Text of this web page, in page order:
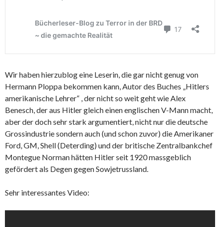
Wir haben hierzublog eine Leserin, die gar nicht genug von
Hermann Ploppa bekommen kann, Autor des Buches „Hitlers
amerikanische Lehrer“ , der nicht so weit geht wie Alex
Benesch, der aus Hitler gleich einen englischen V-Mann macht,
aber der doch sehr stark argumentiert, nicht nur die deutsche
Grossindustrie sondern auch (und schon zuvor) die Amerikaner
Ford, GM, Shell (Deterding) und der britische Zentralbankchef
Montegue Norman hätten Hitler seit 1920 massgeblich
gefördert als Degen gegen Sowjetrussland.
Sehr interessantes Video: